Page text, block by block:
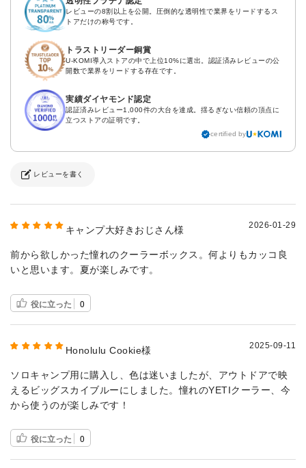
レビューの8割以上を公開。圧倒的な透明性で業界をリードするス
トアだけの称号です。
トラストリーダー銅賞
U-KOMI導入ストアの中で上位10%に選出。認証済みレビューの公
開数で業界をリードする存在です。
実績ダイヤモンド認定
認証済みレビュー1,000件の大台を達成。揺るぎない信頼の頂点に
立つストアの証明です。
certified by
レビューを書く
キャンプ大好きおじさん様 2026-01-29
前から欲しかった憧れのクーラーボックス。何よりもカッコ良
いと思います。夏が楽しみです。
役に立った 0
Honolulu Cookie様 2025-09-11
ソロキャンプ用に購入し、色は迷いましたが、アウトドアで映
えるビッグスカイブルーにしました。憧れのYETIクーラー、今
から使うのが楽しみです！
役に立った 0